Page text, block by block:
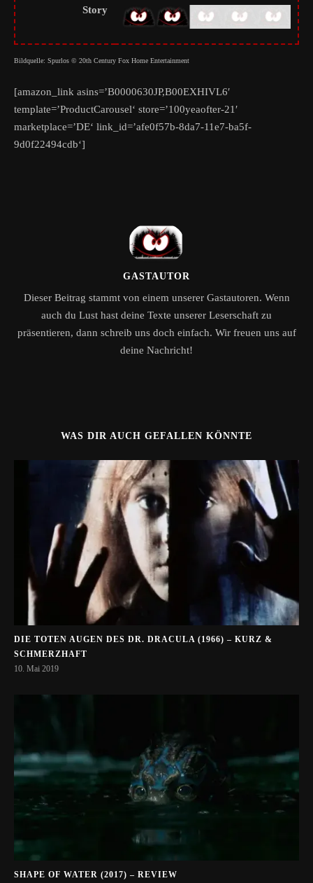
Story
Bildquelle: Spurlos © 20th Century Fox Home Entertainment
[amazon_link asins=’B0000630JP,B00EXHIVL6′
template=’ProductCarousel‘ store=’100yeaofter-21′
marketplace=’DE‘ link_id=’afe0f57b-8da7-11e7-ba5f-
9d0f22494cdb‘]
GASTAUTOR
Dieser Beitrag stammt von einem unserer Gastautoren. Wenn
auch du Lust hast deine Texte unserer Leserschaft zu
präsentieren, dann schreib uns doch einfach. Wir freuen uns auf
deine Nachricht!
WAS DIR AUCH GEFALLEN KÖNNTE
DIE TOTEN AUGEN DES DR. DRACULA (1966) – KURZ &
SCHMERZHAFT
10. Mai 2019
SHAPE OF WATER (2017) – REVIEW